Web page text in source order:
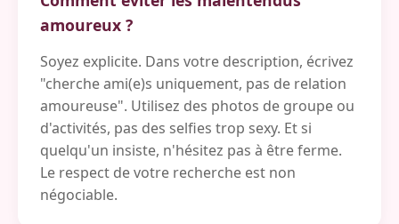
amoureux ?
Soyez explicite. Dans votre description, écrivez
"cherche ami(e)s uniquement, pas de relation
amoureuse". Utilisez des photos de groupe ou
d'activités, pas des selfies trop sexy. Et si
quelqu'un insiste, n'hésitez pas à être ferme.
Le respect de votre recherche est non
négociable.